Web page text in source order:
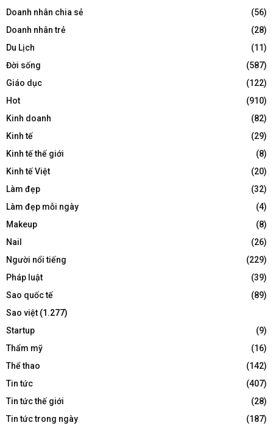
Doanh nhân chia sẻ
(56)
Doanh nhân trẻ
(28)
Du Lịch
(11)
Đời sống
(587)
Giáo dục
(122)
Hot
(910)
Kinh doanh
(82)
Kinh tế
(29)
Kinh tế thế giới
(8)
Kinh tế Việt
(20)
Làm đẹp
(32)
Làm đẹp mỗi ngày
(4)
Makeup
(8)
Nail
(26)
Người nổi tiếng
(229)
Pháp luật
(39)
Sao quốc tế
(89)
Sao việt (1.277)
Startup
(9)
Thẩm mỹ
(16)
Thể thao
(142)
Tin tức
(407)
Tin tức thế giới
(28)
Tin tức trong ngày
(187)